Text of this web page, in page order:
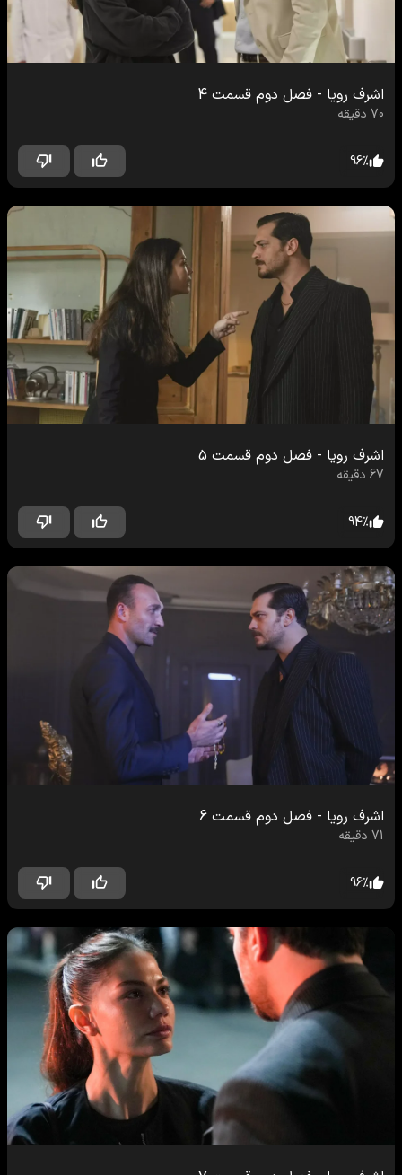
اشرف رویا - فصل دوم قسمت 4
70 دقیقه
96%
اشرف رویا - فصل دوم قسمت 5
67 دقیقه
94%
اشرف رویا - فصل دوم قسمت 6
71 دقیقه
96%